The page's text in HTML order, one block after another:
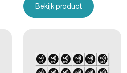
Bekijk product